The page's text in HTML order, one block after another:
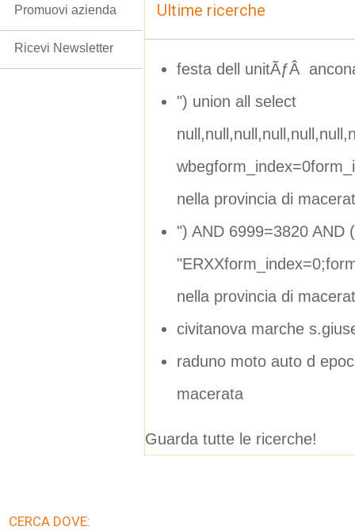
Ultime ricerche
festa dell unitÃƒÂ
") union all select
nella provincia di
") AND 6999=3820 AND
nella provincia di
civitanova marche
raduno moto auto d
macerata
Guarda tutte le ricerche!
Promuovi azienda
Ricevi Newsletter
CERCA DOVE: